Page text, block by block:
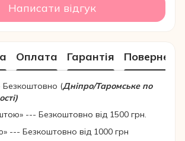
Написати відгук
Оплата Гарантія
Безкоштовно (Дніпро/Таромське по
--- Безкоштовно від 1500 грн.
--- Безкоштовно від 1000 грн